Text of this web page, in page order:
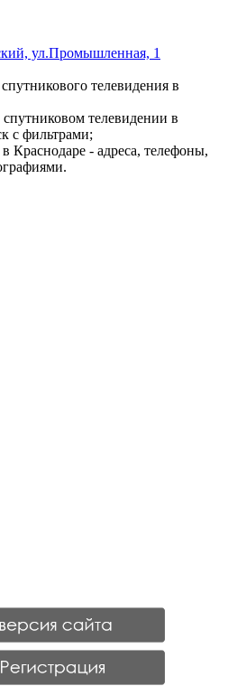
ул.Промышленная, 1
телевидения в
телевидении в
с фильтрами;
Краснодаре - адреса, телефоны,